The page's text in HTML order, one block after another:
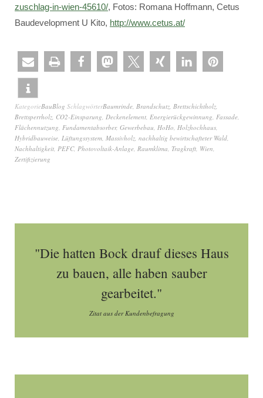
zuschlag-in-wien-45610/, Fotos: Romana Hoffmann, Cetus
Baudevelopment U Kito, http://www.cetus.at/
KategorieBauBlog SchlagwörterBaumrinde, Brandschutz, Brettschichtholz,
Brettsperrholz, CO2-Einsparung, Deckenelement, Energierückgewinnung, Fassade,
Flächennutzung, Fundamentabsorber, Gewerbebau, HoHo, Holzhochhaus,
Hybridbauweise, Lüftungssystem, Massivholz, nachhaltig bewirtschafteter Wald,
Nachhaltigkeit, PEFC, Photovoltaik-Anlage, Raumklima, Tragkraft, Wien,
Zertifizierung
"Die hatten Bock drauf dieses Haus
zu bauen, alle haben sauber
gearbeitet."
Zitat aus der Kundenbefragung